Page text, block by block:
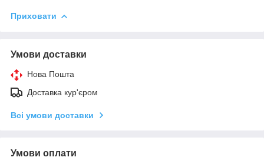
Приховати
Умови доставки
Нова Пошта
Доставка кур'єром
Всі умови доставки
Умови оплати